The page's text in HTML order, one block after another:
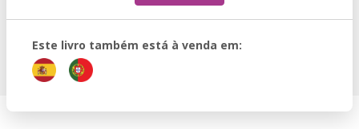
Este livro também está à venda em: